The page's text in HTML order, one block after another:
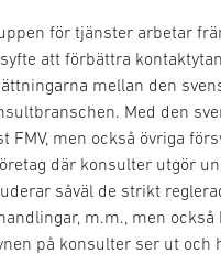
för tjänster arbetar
att förbättra
mellan den
Med den
FMV, men också övriga
där konsulter utgör
såväl de strikt
m.m., men också
på konsulter ser ut och